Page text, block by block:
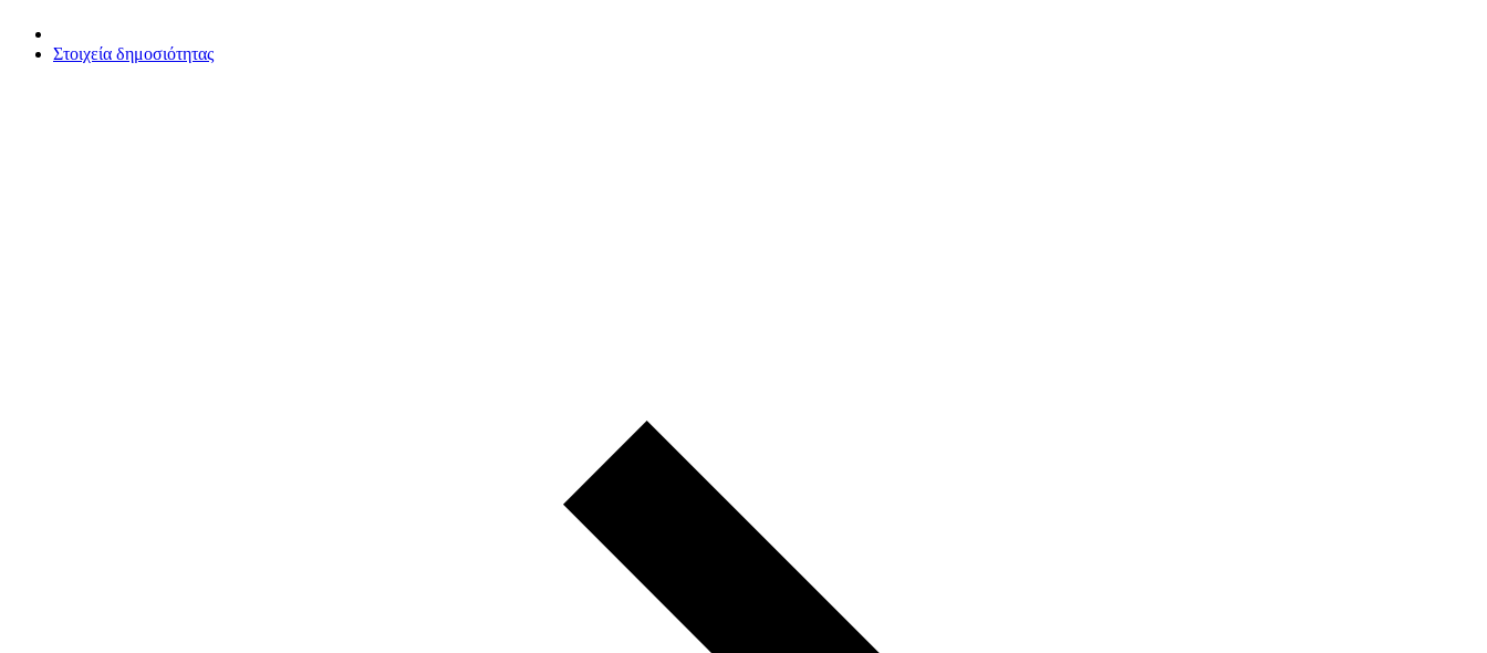
Στοιχεία δημοσιότητας